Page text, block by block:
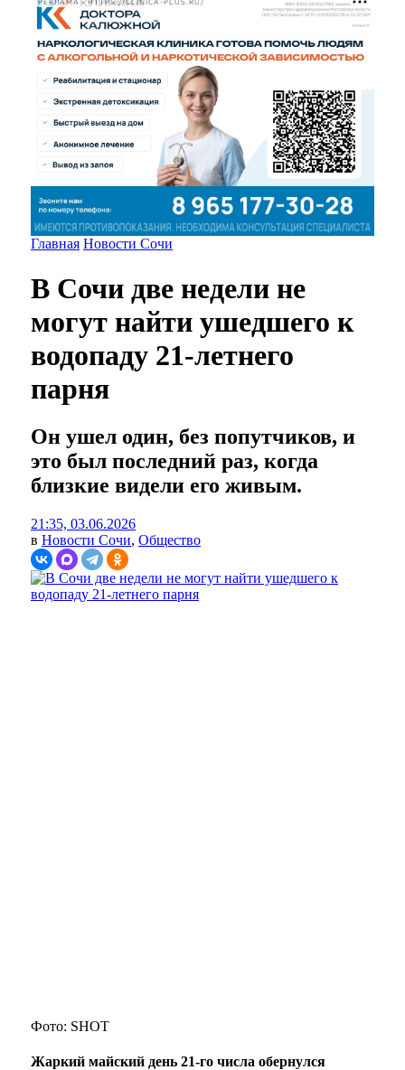
РЕКЛАМА • HTTPS://CLINICA-PLUS.RU/
Главная Новости Сочи
В Сочи две недели не
могут найти ушедшего к
водопаду 21-летнего
парня
Он ушел один, без попутчиков, и
это был последний раз, когда
близкие видели его живым.
21:35, 03.06.2026
в Новости Сочи, Общество
Фото: SHOT
Жаркий майский день 21-го числа обернулся